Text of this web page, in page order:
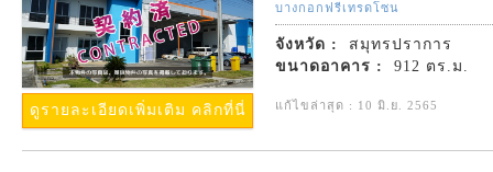
ดูรายละเอียดเพิ่มเติม คลิกที่นี่
บางกอกฟรีเทรดโซน
จังหวัด :
สมุทรปราการ
ขนาดอาคาร :
912 ตร.ม.
แก้ไขล่าสุด : 10 มิ.ย. 2565